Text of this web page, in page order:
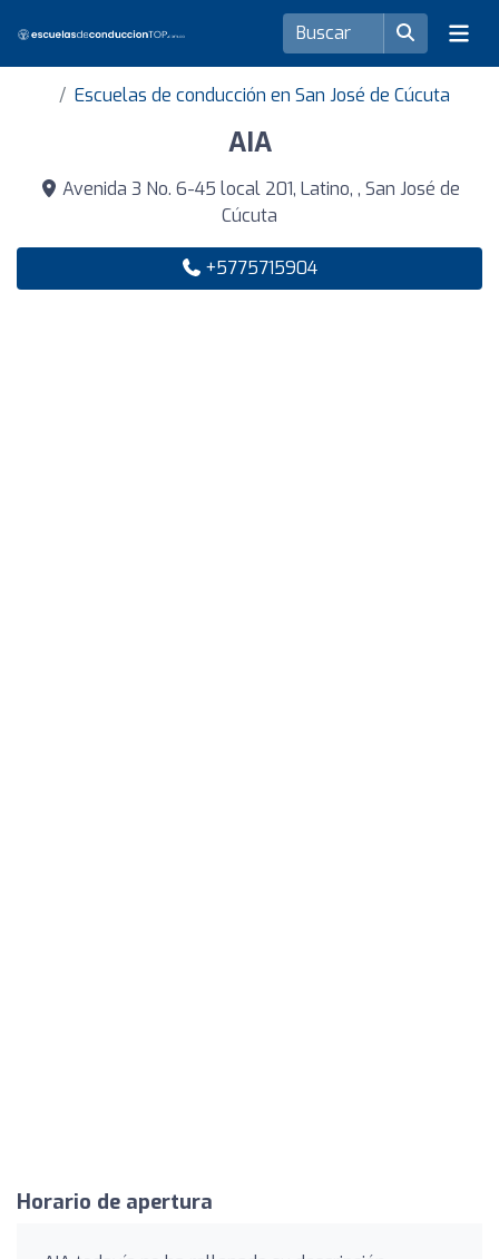
Escuelas de conducción en San José de Cúcuta
AIA
Avenida 3 No. 6-45 local 201, Latino, , San José de
Cúcuta
+5775715904
Horario de apertura